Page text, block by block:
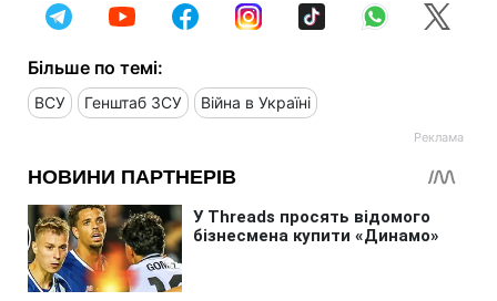
Більше по темі:
ВСУ Генштаб ЗСУ Війна в Україні